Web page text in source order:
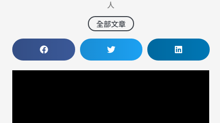
人
全部文章